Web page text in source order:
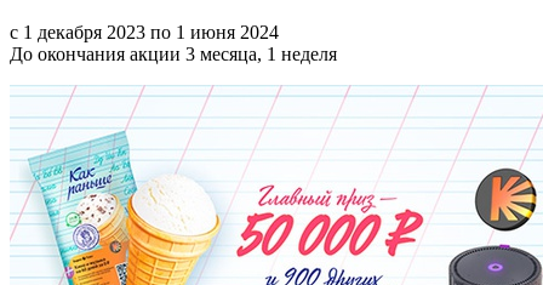
с 1 декабря 2023 по 1 июня 2024
До окончания акции 3 месяца, 1 неделя